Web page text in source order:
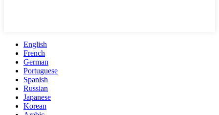
English
French
German
Portuguese
Spanish
Russian
Japanese
Korean